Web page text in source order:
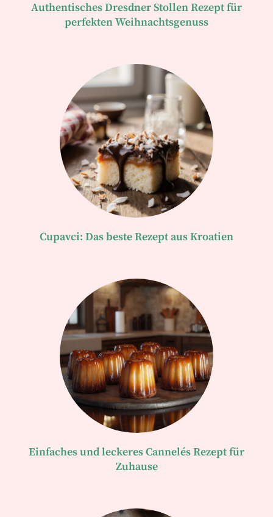
Authentisches Dresdner Stollen Rezept für
perfekten Weihnachtsgenuss
Cupavci: Das beste Rezept aus Kroatien
Einfaches und leckeres Cannelés Rezept für
Zuhause